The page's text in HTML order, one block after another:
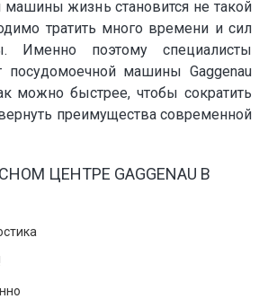
жизнь становится не такой
тратить много времени и сил
Именно поэтому специалисты
машины Gaggenau
можно быстрее, чтобы сократить
преимущества современной
ЦЕНТРЕ GAGGENAU В